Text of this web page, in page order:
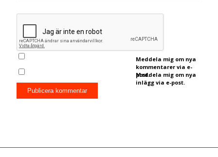
Meddela mig om nya
kommentarer via e-
post.
Meddela mig om nya
inlägg via e-post.